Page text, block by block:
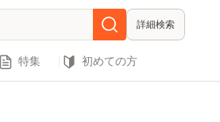
詳細検索
特集 初めての方